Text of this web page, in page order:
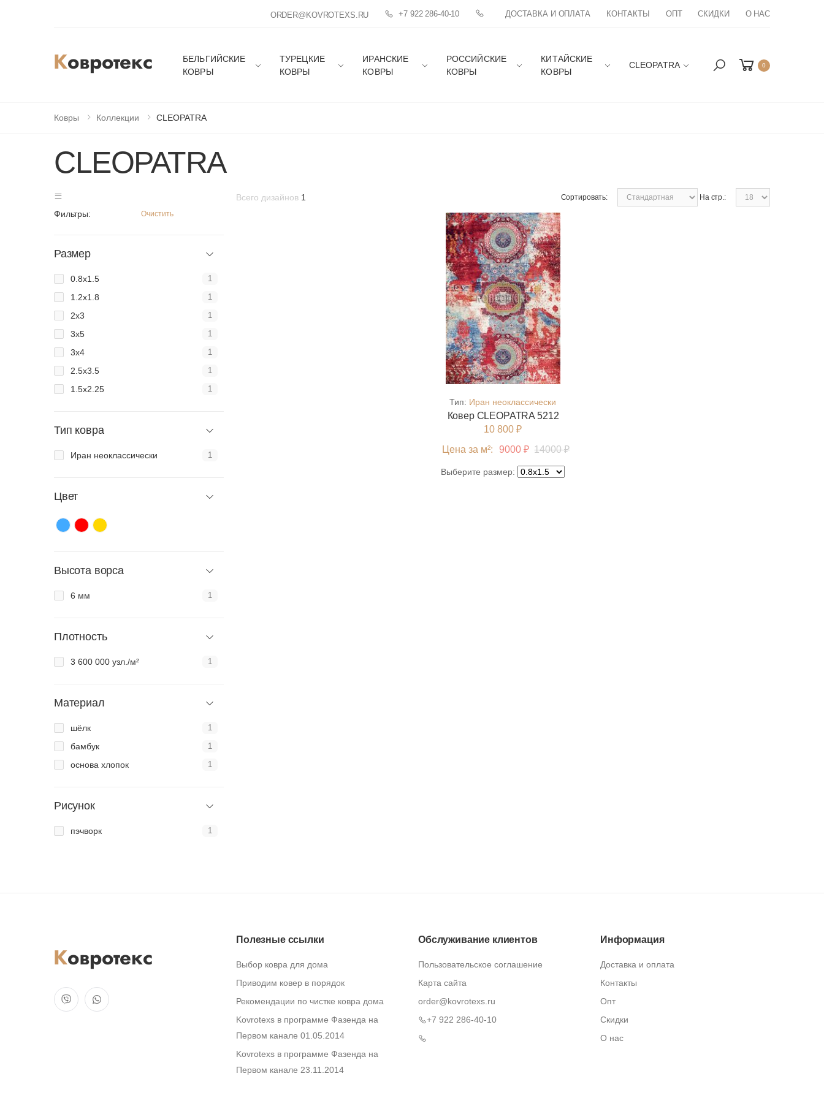
ORDER@KOVROTEXS.RU +7 922 286-40-10 ДОСТАВКА И ОПЛАТА КОНТАКТЫ ОПТ СКИДКИ О НАС
БЕЛЬГИЙСКИЕ
КОВРЫ
ТУРЕЦКИЕ
КОВРЫ
ИРАНСКИЕ
КОВРЫ
РОССИЙСКИЕ
КОВРЫ
КИТАЙСКИЕ
КОВРЫ
CLEOPATRA 0
Ковры Коллекции CLEOPATRA
CLEOPATRA
Всего дизайнов 1 Сортировать: На стр.:
Тип: Иран неоклассически
Ковер CLEOPATRA 5212
10 800 ₽
Цена за м²:
9000 ₽ 14000 ₽
Выберите размер:
Фильтры: Очистить
Размер
0.8x1.5 1
1.2x1.8 1
2x3 1
3x5 1
3x4 1
2.5x3.5 1
1.5x2.25 1
Тип ковра
Иран неоклассически 1
Цвет
Высота ворса
6 мм 1
Плотность
3 600 000 узл./м² 1
Материал
шёлк 1
бамбук 1
основа хлопок 1
Рисунок
пэчворк 1
Полезные ссылки
Выбор ковра для дома
Приводим ковер в порядок
Рекомендации по чистке ковра дома
Kovrotexs в программе Фазенда на
Первом канале 01.05.2014
Kovrotexs в программе Фазенда на
Первом канале 23.11.2014
Обслуживание клиентов
Пользовательское соглашение
Карта сайта
order@kovrotexs.ru
+7 922 286-40-10
Информация
Доставка и оплата
Контакты
Опт
Скидки
О нас